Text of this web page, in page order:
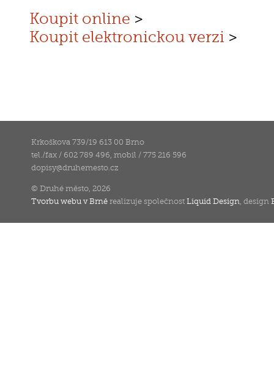
Koupit online >
Koupit elektronickou verzi >
Krkoškova 739/19 613 00 Brno
tel./fax / 602 789 496, mobil / 775 216 596
dopisy@druhemesto.cz
© Druhé město, 2026
Tvorbu webu v Brně realizuje společnostLiquid Design , design